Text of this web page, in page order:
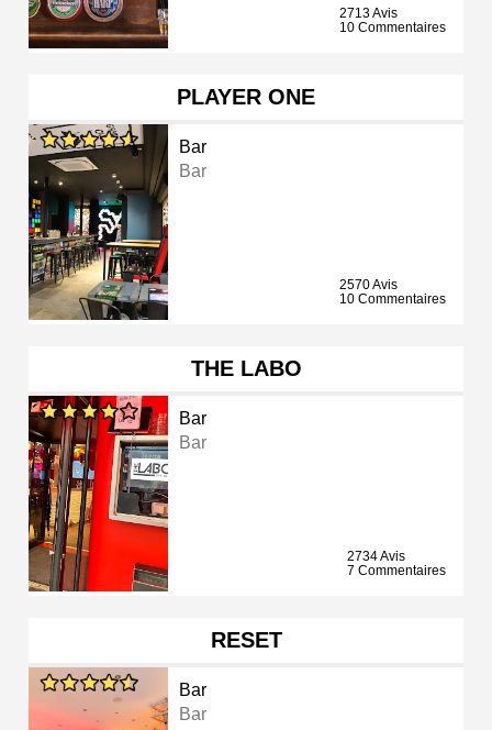
2713 Avis
10 Commentaires
PLAYER ONE
Bar
Bar
2570 Avis
10 Commentaires
THE LABO
Bar
Bar
2734 Avis
7 Commentaires
RESET
Bar
Bar